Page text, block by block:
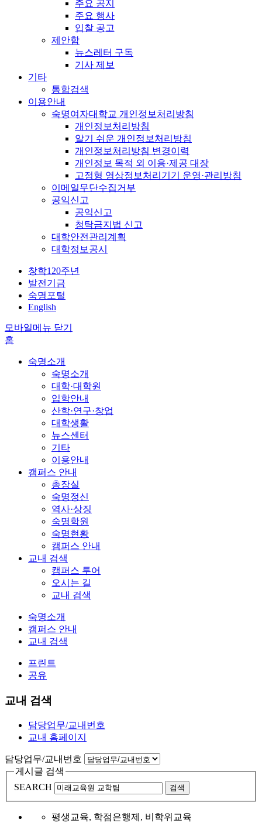
주요 공지
주요 행사
입찰 공고
제안함
뉴스레터 구독
기사 제보
기타
통합검색
이용안내
숙명여자대학교 개인정보처리방침
개인정보처리방침
알기 쉬운 개인정보처리방침
개인정보처리방침 변경이력
개인정보 목적 외 이용·제공 대장
고정형 영상정보처리기기 운영·관리방침
이메일무단수집거부
공익신고
공익신고
청탁금지법 신고
대학안전관리계획
대학정보공시
창학120주년
발전기금
숙명포털
English
모바일메뉴 닫기
홈
숙명소개
숙명소개
대학·대학원
입학안내
산학·연구·창업
대학생활
뉴스센터
기타
이용안내
캠퍼스 안내
총장실
숙명정신
역사·상징
숙명학원
숙명현황
캠퍼스 안내
교내 검색
캠퍼스 투어
오시는 길
교내 검색
숙명소개
캠퍼스 안내
교내 검색
프린트
공유
교내 검색
담당업무/교내번호
교내 홈페이지
담당업무/교내번호
게시글 검색
SEARCH
검색
평생교육, 학점은행제, 비학위교육